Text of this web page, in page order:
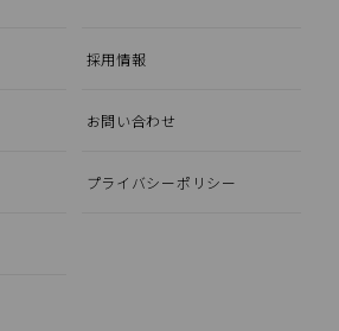
採用情報
お問い合わせ
プライバシーポリシー